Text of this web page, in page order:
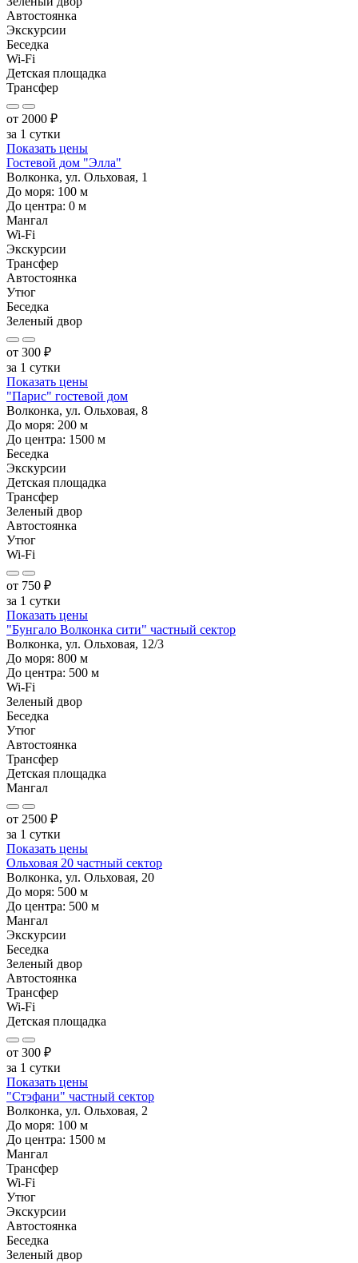
Автостоянка
Экскурсии
Беседка
Wi-Fi
Детская площадка
Трансфер
от 2000 ₽
за 1 сутки
Показать цены
Гостевой дом "Элла"
Волконка, ул. Ольховая, 1
До моря: 100 м
До центра: 0 м
Мангал
Wi-Fi
Экскурсии
Трансфер
Автостоянка
Утюг
Беседка
Зеленый двор
от 300 ₽
за 1 сутки
Показать цены
"Парис" гостевой дом
Волконка, ул. Ольховая, 8
До моря: 200 м
До центра: 1500 м
Беседка
Экскурсии
Детская площадка
Трансфер
Зеленый двор
Автостоянка
Утюг
Wi-Fi
от 750 ₽
за 1 сутки
Показать цены
"Бунгало Волконка сити" частный сектор
Волконка, ул. Ольховая, 12/3
До моря: 800 м
До центра: 500 м
Wi-Fi
Зеленый двор
Беседка
Утюг
Автостоянка
Трансфер
Детская площадка
Мангал
от 2500 ₽
за 1 сутки
Показать цены
Ольховая 20 частный сектор
Волконка, ул. Ольховая, 20
До моря: 500 м
До центра: 500 м
Мангал
Экскурсии
Беседка
Зеленый двор
Автостоянка
Трансфер
Wi-Fi
Детская площадка
от 300 ₽
за 1 сутки
Показать цены
"Стэфани" частный сектор
Волконка, ул. Ольховая, 2
До моря: 100 м
До центра: 1500 м
Мангал
Трансфер
Wi-Fi
Утюг
Экскурсии
Автостоянка
Беседка
Зеленый двор